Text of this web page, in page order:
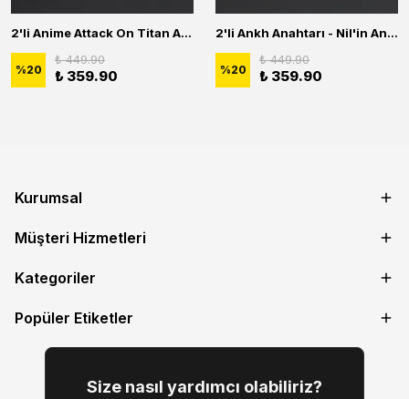
2'li Anime Attack On Titan Acrylic Maria Anime Naruto Erkek Kadın Kolye Seti
%20
₺ 449.90
₺ 359.90
2'li Ankh Anahtarı - Nil'in Anahtarı - Kuru Kafa Erkek Kadın Kolye Seti
%20
₺ 449.90
₺ 359.90
Kurumsal
Müşteri Hizmetleri
Kategoriler
Popüler Etiketler
Size nasıl yardımcı olabiliriz?